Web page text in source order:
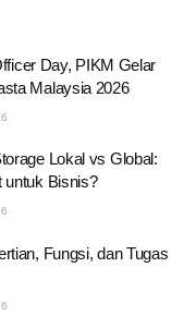
Day, PIKM Gelar
Malaysia 2026
Lokal vs Global:
untuk Bisnis?
Fungsi, dan Tugas